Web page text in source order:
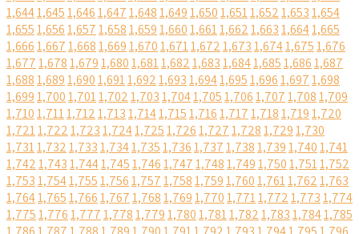
1,6441,6451,6461,6471,6481,6491,6501,6511,6521,6531,654
1,6551,6561,6571,6581,6591,6601,6611,6621,6631,6641,665
1,6661,6671,6681,6691,6701,6711,6721,6731,6741,6751,676
1,6771,6781,6791,6801,6811,6821,6831,6841,6851,6861,687
1,6881,6891,6901,6911,6921,6931,6941,6951,6961,6971,698
1,6991,7001,7011,7021,7031,7041,7051,7061,7071,7081,709
1,7101,7111,7121,7131,7141,7151,7161,7171,7181,7191,720
1,7211,7221,7231,7241,7251,7261,7271,7281,7291,730
1,7311,7321,7331,7341,7351,7361,7371,7381,7391,7401,741
1,7421,7431,7441,7451,7461,7471,7481,7491,7501,7511,752
1,7531,7541,7551,7561,7571,7581,7591,7601,7611,7621,763
1,7641,7651,7661,7671,7681,7691,7701,7711,7721,7731,774
1,7751,7761,7771,7781,7791,7801,7811,7821,7831,7841,785